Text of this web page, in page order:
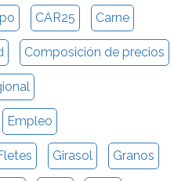
CAR25 Carne
Composición de precios
Empleo
Girasol Granos